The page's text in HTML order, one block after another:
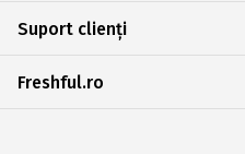
Suport clienți
Freshful.ro